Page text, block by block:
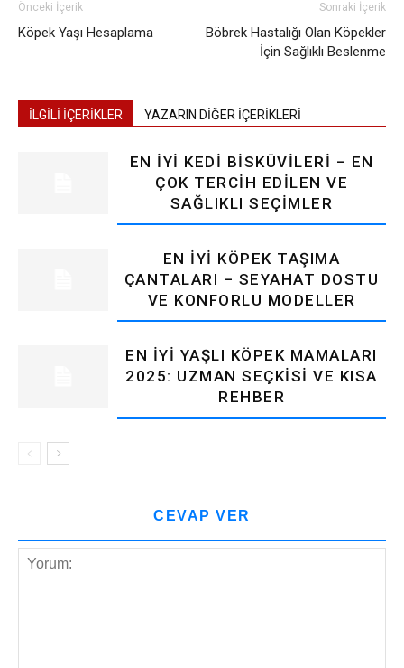
Önceki İçerik
Köpek Yaşı Hesaplama
Sonraki İçerik
Böbrek Hastalığı Olan Köpekler
İçin Sağlıklı Beslenme
İLGİLİ İÇERİKLER YAZARIN DİĞER İÇERİKLERİ
EN İYI KEDI BISKÜVILERI – EN
ÇOK TERCIH EDILEN VE
SAĞLIKLI SEÇIMLER
EN İYI KÖPEK TAŞIMA
ÇANTALARI – SEYAHAT DOSTU
VE KONFORLU MODELLER
EN İYI YAŞLI KÖPEK MAMALARI
2025: UZMAN SEÇKISI VE KISA
REHBER
CEVAP VER